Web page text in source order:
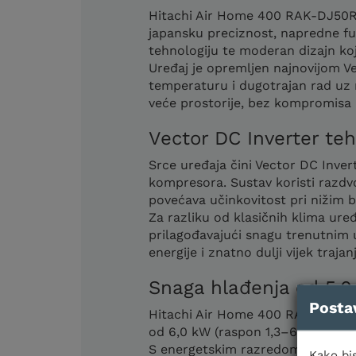
Hitachi Air Home 400 RAK-
japansku preciznost, napredne
tehnologiju te moderan dizajn
Uređaj je opremljen najnovijom
temperaturu i dugotrajan rad uz
veće prostorije, bez
Vector DC Inverter
Srce uređaja čini Vector DC
kompresora. Sustav koristi
povećava učinkovitost pri nižim
Za razliku od klasičnih klima
prilagođavajući snagu
energije i znatno dulji vijek
Snaga hlađenja od
Hitachi Air Home 400 RAK-
od 6,0 kW (raspon 1,3–6,6 kW),
S energetskim razredom A++ u